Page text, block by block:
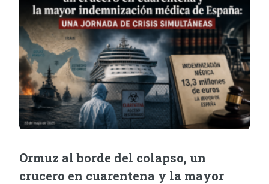
Ormuz al borde del colapso, un
crucero en cuarentena y la mayor